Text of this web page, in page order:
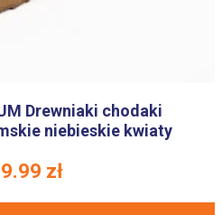
Drewniaki chodaki
niebieskie kwiaty
zł